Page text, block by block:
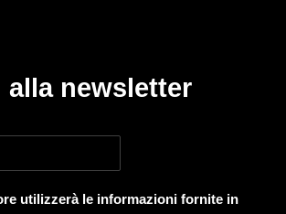
alla newsletter
utilizzerà le informazioni fornite in